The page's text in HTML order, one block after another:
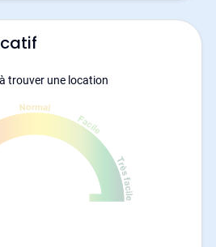
trouver une location